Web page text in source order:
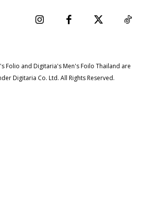
Folio and Digitaria's Men's Foilo Thailand are
Digitaria Co. Ltd. All Rights Reserved.